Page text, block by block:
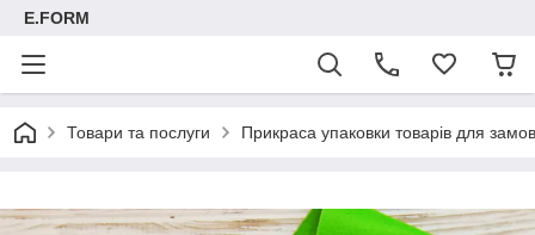
E.FORM
Товари та послуги Прикраса упаковки товарів для